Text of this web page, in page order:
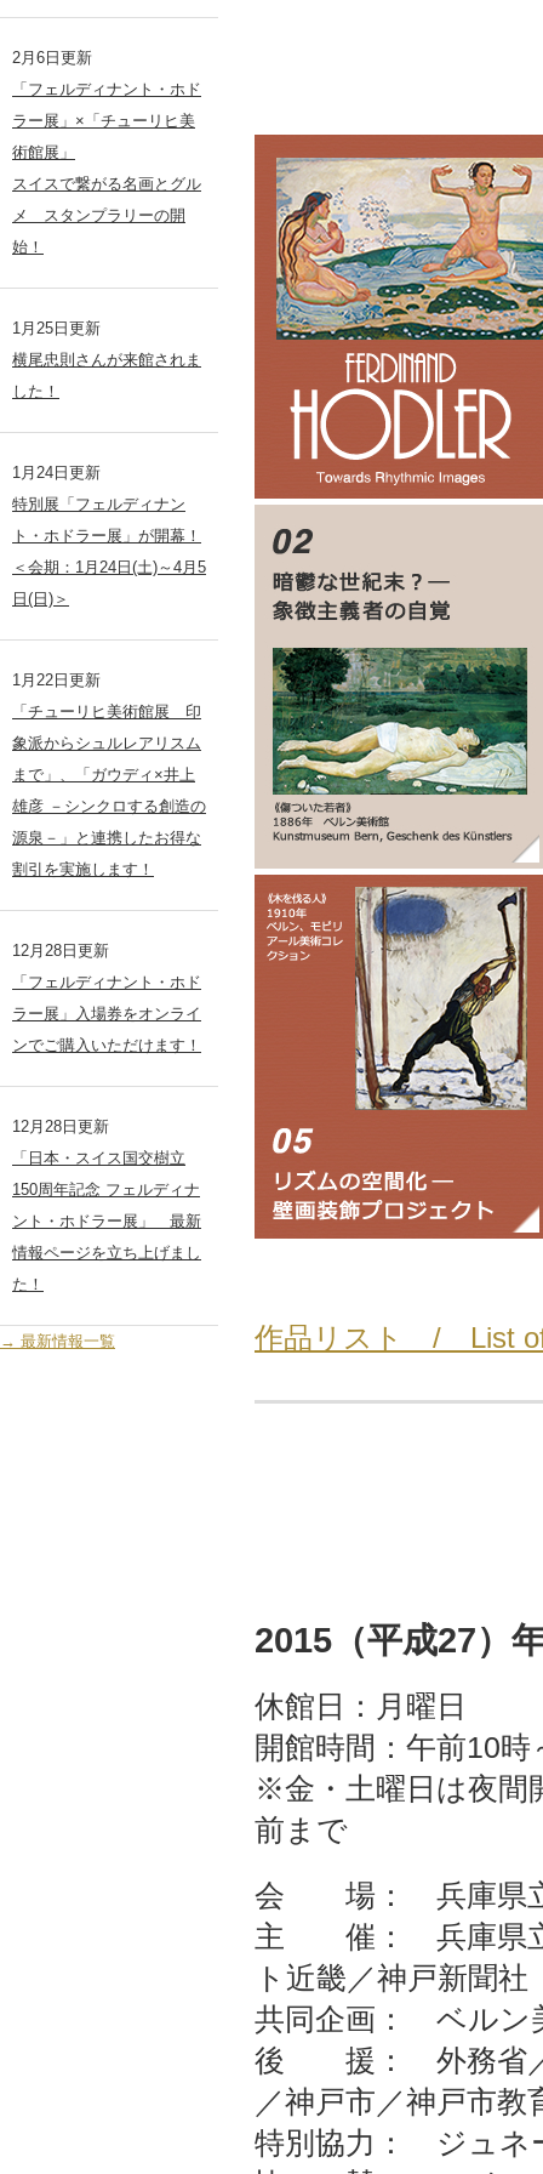
2月6日更新
「フェルディナント・ホド
ラー展」×「チューリヒ美
術館展」
スイスで繋がる名画とグル
メ スタンプラリーの開
始！
1月25日更新
横尾忠則さんが来館されま
した！
1月24日更新
特別展「フェルディナン
ト・ホドラー展」が開幕！
＜会期：1月24日(土)～4月5
日(日)＞
1月22日更新
「チューリヒ美術館展 印
象派からシュルレアリスム
まで」、「ガウディ×井上
雄彦 －シンクロする創造の
源泉－」と連携したお得な
割引を実施します！
12月28日更新
「フェルディナント・ホド
ラー展」入場券をオンライ
ンでご購入いただけます！
12月28日更新
「日本・スイス国交樹立
150周年記念 フェルディナ
ント・ホドラー展」 最新
情報ページを立ち上げまし
た！
→ 最新情報一覧 作品リスト / List of
2015（平成27）
休館日：月曜日
開館時間：午前10時
※金・土曜日は夜
前まで
会 場： 兵庫県立
主 催： 兵庫県立
ト近畿／神戸新聞社
共同企画： ベルン
後 援： 外務省／
／神戸市／神戸市
特別協力： ジュネ